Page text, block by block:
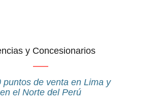
y Concesionarios
puntos de venta en Lima y
en el Norte del Perú